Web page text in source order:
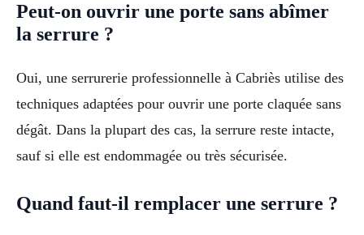
Peut-on ouvrir une porte sans abîmer
la serrure ?
Oui, une serrurerie professionnelle à Cabriès utilise des
techniques adaptées pour ouvrir une porte claquée sans
dégât. Dans la plupart des cas, la serrure reste intacte,
sauf si elle est endommagée ou très sécurisée.
Quand faut-il remplacer une serrure ?